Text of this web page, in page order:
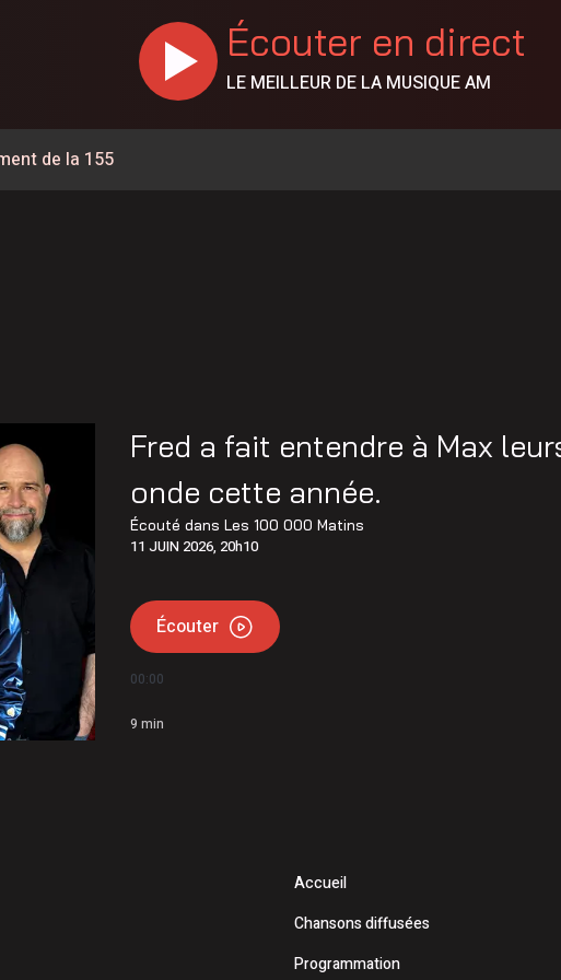
Écouter en direct
LE MEILLEUR DE LA MUSIQUE AM
de la 155
à la normale en Haute-Mauricie
une opération de sécurité civile selon le MTQ
sur un an en Mauricie-et-Centre-du-Québec
de la chaussée rehaussée est maintenant terminé
60
Fred a fait entendre à Max
onde cette année.
Écouté dansLes 100 000 Matins
11 JUIN 2026, 20h10
Écouter
00:00
9 min
Accueil
Chansons diffusées
Programmation